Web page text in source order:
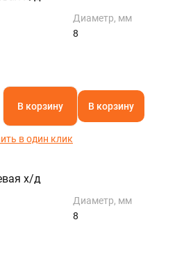
Диаметр, мм
8
В корзину В корзину
в один клик
х/д
Диаметр, мм
8